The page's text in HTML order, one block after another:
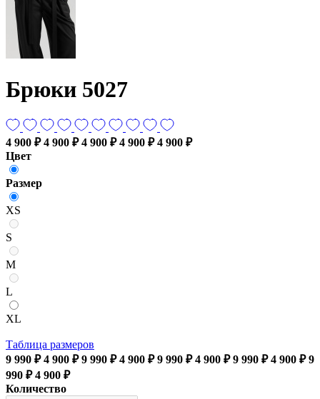
Брюки 5027
4 900 ₽ 4 900 ₽ 4 900 ₽ 4 900 ₽ 4 900 ₽
Цвет
Размер
XS
S
M
L
XL
Таблица размеров
9 990 ₽ 4 900 ₽ 9 990 ₽ 4 900 ₽ 9 990 ₽ 4 900 ₽ 9 990 ₽ 4 900 ₽ 9
990 ₽ 4 900 ₽
Количество